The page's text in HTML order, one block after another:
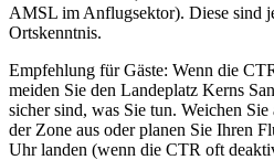
AMSL im Anflugsektor). Diese sind
Ortskenntnis.
Empfehlung für Gäste: Wenn die
meiden Sie den Landeplatz Kerns
sicher sind, was Sie tun. Weichen
der Zone aus oder planen Sie Ihren
Uhr landen (wenn die CTR oft